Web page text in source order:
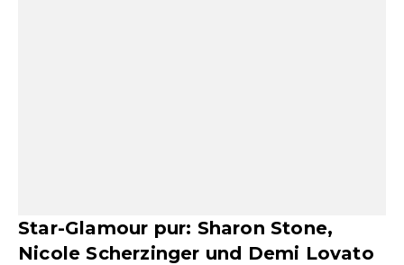
Star-Glamour pur: Sharon Stone,
Nicole Scherzinger und Demi Lovato